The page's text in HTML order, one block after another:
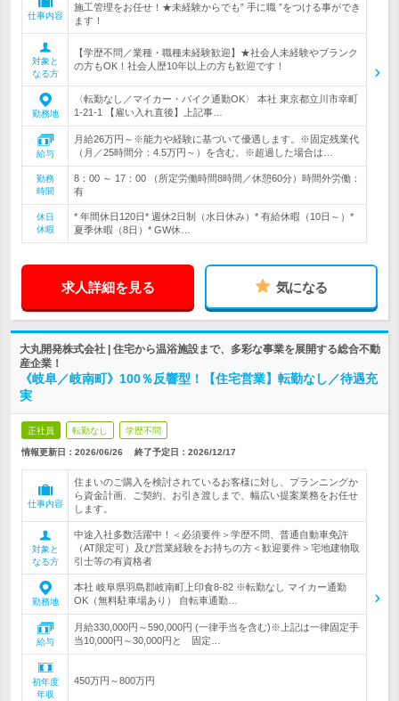
仕事内容
施工管理をお任せ！★未経験からでも” 手に職 ”をつける事ができ
ます！
対象と
なる方
【学歴不問／業種・職種未経験歓迎】★社会人未経験やブランク
の方もOK！社会人歴10年以上の方も歓迎です！
勤務地
〈転勤なし／マイカー・バイク通勤OK〉 本社 東京都立川市幸町
1-21-1 【雇い入れ直後】上記事…
給与
月給26万円～※能力や経験に基づいて優遇します。※固定残業代
（月／25時間分：4.5万円～）を含む。※超過した場合は…
勤務
時間
8：00 ～ 17：00 （所定労働時間8時間／休憩60分）時間外労働：
有
休日
休暇
* 年間休日120日* 週休2日制（水日休み）* 有給休暇（10日～）*
夏季休暇（8日）* GW休…
求人詳細を見る 気になる
大丸開発株式会社 | 住宅から温浴施設まで、多彩な事業を展開する総合不動
産企業！
《岐阜／岐南町》100％反響型！【住宅営業】転勤なし／待遇充
実
正社員 転勤なし 学歴不問
情報更新日：2026/06/26 終了予定日： 2026/12/17
仕事内容
住まいのご購入を検討されているお客様に対し、プランニングか
ら資金計画、ご契約、お引き渡しまで、幅広い提案業務をお任せ
します。
対象と
なる方
中途入社多数活躍中！＜必須要件＞学歴不問、普通自動車免許
（AT限定可）及び営業経験をお持ちの方＜歓迎要件＞宅地建物取
引士等の有資格者
勤務地
本社 岐阜県羽島郡岐南町上印食8-82 ※転勤なし マイカー通勤
OK（無料駐車場あり） 自転車通勤…
給与
月給330,000円～590,000円 (一律手当を含む)※上記は一律固定手
当10,000円～30,000円と 固定…
初年度
年収
450万円～800万円